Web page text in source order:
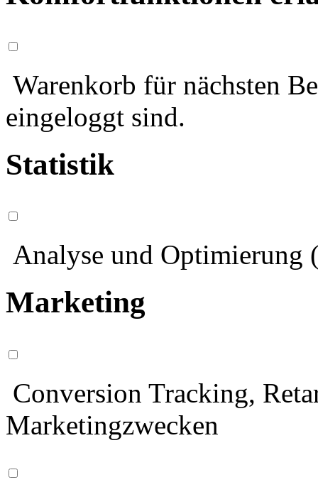
Warenkorb für nächsten
eingeloggt sind.
Statistik
Analyse und Optimierung
Marketing
Conversion Tracking,
Marketingzwecken